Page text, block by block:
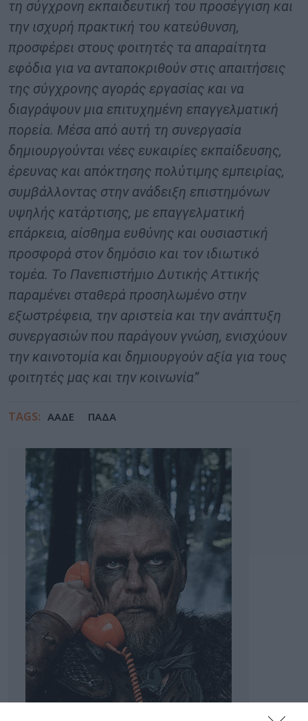
τη σύγχρονη εκπαιδευτική του προσέγγιση και
την ισχυρή πρακτική του κατεύθυνση,
προσφέρει στους φοιτητές τα απαραίτητα
εφόδια για να ανταποκριθούν στις απαιτήσεις
της σύγχρονης αγοράς εργασίας και να
διαγράψουν μια επιτυχημένη επαγγελματική
πορεία. Μέσα από αυτή τη συνεργασία
δημιουργούνται νέες ευκαιρίες εκπαίδευσης,
έρευνας και απόκτησης πολύτιμης εμπειρίας,
συμβάλλοντας στην ανάδειξη επιστημόνων
υψηλής κατάρτισης, με επαγγελματική
επάρκεια, αίσθημα ευθύνης και ουσιαστική
προσφορά στον δημόσιο και τον ιδιωτικό
τομέα. Το Πανεπιστήμιο Δυτικής Αττικής
παραμένει σταθερά προσηλωμένο στην
εξωστρέφεια, την αριστεία και την ανάπτυξη
συνεργασιών που παράγουν γνώση, ενισχύουν
την καινοτομία και δημιουργούν αξία για τους
φοιτητές μας και την κοινωνία”
TAGS: ΑΑΔΕ ΠΑΔΑ